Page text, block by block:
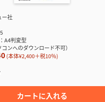
ー社
A4判変型
ンへのダウンロード不可）
(本体¥2,400＋税10％)
カートに入れる